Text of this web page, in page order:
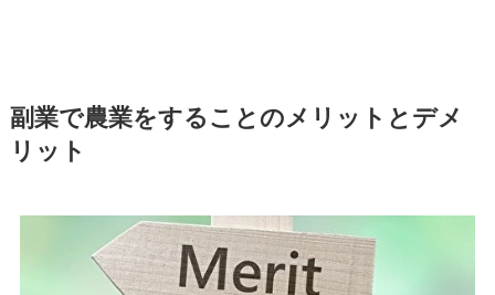
副業で農業をすることのメリットとデメ
リット